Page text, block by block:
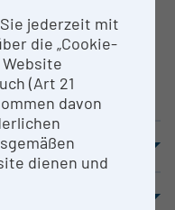
and Technology
jederzeit mit
die „Cookie-
(Art 21
davon
dienen und